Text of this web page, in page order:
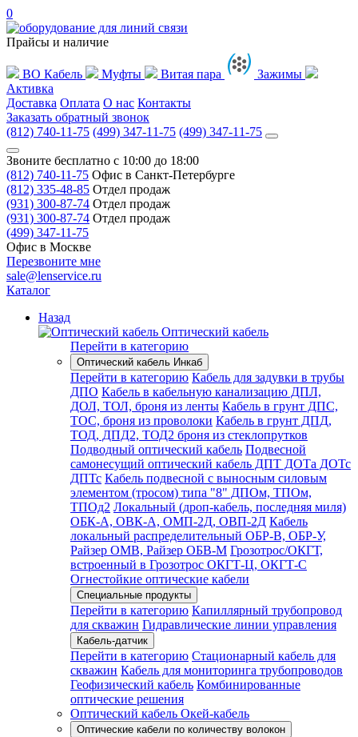
0
Прайсы и наличие
ВО Кабель Муфты Витая пара
Зажимы
Активка
Доставка Оплата О нас Контакты
Заказать обратный звонок
(812) 740-11-75 (499) 347-11-75 (499) 347-11-75
Звоните бесплатно с 10:00 до 18:00
(812) 740-11-75 Офис в Санкт-Петербурге
(812) 335-48-85 Отдел продаж
(931) 300-87-74 Отдел продаж
(931) 300-87-74 Отдел продаж
(499) 347-11-75
Офис в Москве
Перезвоните мне
sale@lenservice.ru
Каталог
Назад
Оптический кабель
Перейти в категорию
Оптический кабель Инкаб
Перейти в категорию Кабель для задувки в трубы
ДПО Кабель в кабельную канализацию ДПЛ,
ДОЛ, ТОЛ, броня из ленты Кабель в грунт ДПС,
ТОС, броня из проволоки Кабель в грунт ДПД,
ТОД, ДПД2, ТОД2 броня из стеклопрутков
Подводный оптический кабель Подвесной
самонесущий оптический кабель ДПТ ДОТа ДОТс
ДПТс Кабель подвесной с выносным силовым
элементом (тросом) типа "8" ДПОм, ТПОм,
ТПОд2 Локальный (дроп-кабель, последняя миля)
ОБК-А, ОВК-А, ОМП-2Д, ОВП-2Д Кабель
локальный распределительный ОБР-В, ОБР-У,
Райзер ОМВ, Райзер ОБВ-М Грозотрос/ОКГТ,
встроенный в Грозотрос ОКГТ-Ц, ОКГТ-С
Огнестойкие оптические кабели
Специальные продукты
Перейти в категорию Капиллярный трубопровод
для скважин Гидравлические линии управления
Кабель-датчик
Перейти в категорию Стационарный кабель для
скважин Кабель для мониторинга трубопроводов
Геофизический кабель Комбинированные
оптические решения
Оптический кабель Окей-кабель
Оптические кабели по количеству волокон